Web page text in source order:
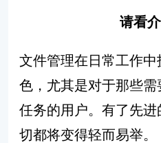
请看介
文件管理在日常工作
色，尤其是对于那些
任务的用户。有了先
切都将变得轻而易举